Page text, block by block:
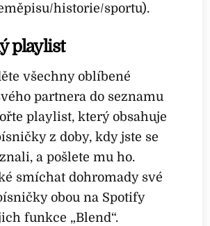
historie/sportu).
playlist
všechny oblíbené
partnera do seznamu
playlist, který obsahuje
z doby, kdy jste se
a pošlete mu ho.
smíchat dohromady své
obou na Spotify
funkce „Blend“.